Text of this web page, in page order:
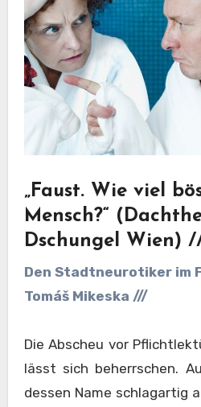
„Faust. Wie viel
Mensch?“
Dschungel Wien)
Den Stadtneurotiker im
Tomáš Mikeska ///
Die Abscheu vor
lässt sich beherrschen.
dessen Name schlagartig